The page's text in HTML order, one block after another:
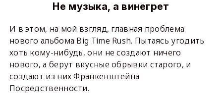
Не музыка, а винегрет
И в этом, на мой взгляд, главная проблема
нового альбома Big Time Rush. Пытаясь угодить
хоть кому-нибудь, они не создают ничего
нового, а берут вкусные обрывки старого, и
создают из них Франкенштейна
Посредственности.